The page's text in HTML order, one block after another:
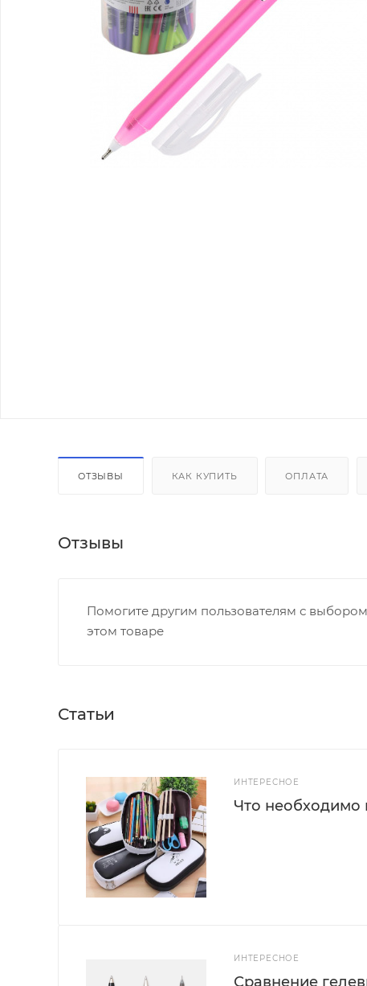
ОТЗЫВЫ КАК КУПИТЬ ОПЛАТА
Отзывы
Помогите другим пользователям с
этом товаре
Статьи
ИНТЕРЕСНОЕ
Что необходимо
ИНТЕРЕСНОЕ
Сравнение